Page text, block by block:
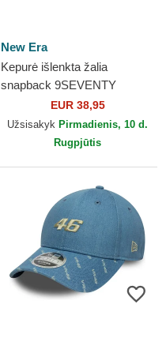
New Era
Kepurė išlenkta žalia
snapback 9SEVENTY
Stretch Snap Flawless
Valentino Rossi VR46
MotoGP New Era
EUR 38,95
Užsisakyk Pirmadienis, 10 d.
Rugpjūtis